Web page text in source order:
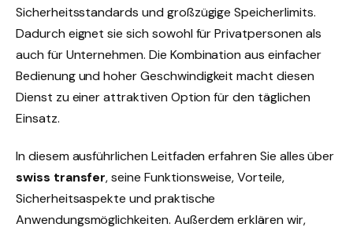
Sicherheitsstandards und großzügige Speicherlimits.
Dadurch eignet sie sich sowohl für Privatpersonen als
auch für Unternehmen. Die Kombination aus einfacher
Bedienung und hoher Geschwindigkeit macht diesen
Dienst zu einer attraktiven Option für den täglichen
Einsatz.
In diesem ausführlichen Leitfaden erfahren Sie alles über
swiss transfer, seine Funktionsweise, Vorteile,
Sicherheitsaspekte und praktische
Anwendungsmöglichkeiten. Außerdem erklären wir,